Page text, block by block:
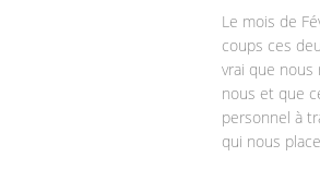
Le mois de
coups ces
vrai que
nous et que
personnel à
qui nous